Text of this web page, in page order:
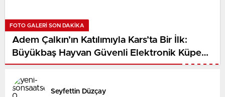
FOTO GALERI SON DAKİKA
Adem Çalkın’ın Katılımıyla Kars’ta Bir İlk:
Büyükbaş Hayvan Güvenli Elektronik Küpe
Programı Başlatıldıu
Seyfettin Düzçay